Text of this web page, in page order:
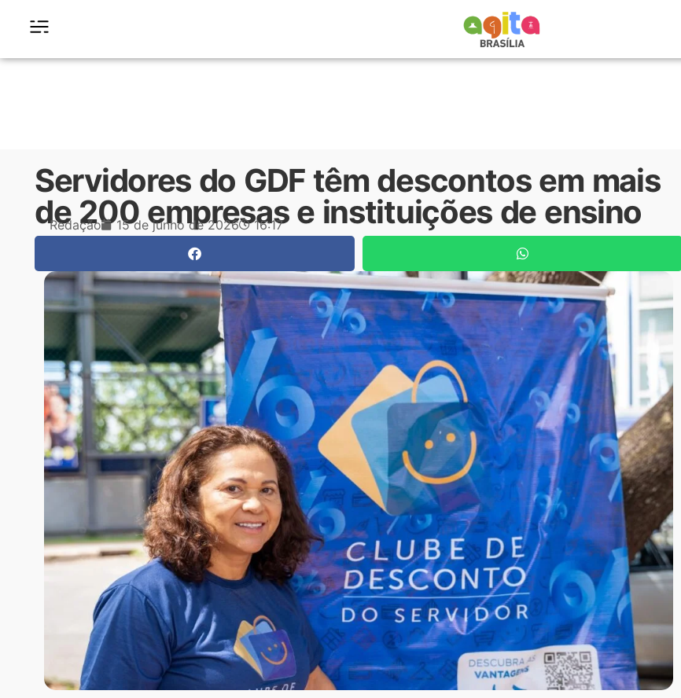
Servidores do GDF têm descontos em mais
de 200 empresas e instituições de ensino
Redação 15 de junho de 2026 16:17